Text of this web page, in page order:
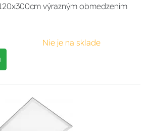
výrazným obmedzením
Nie je na sklade